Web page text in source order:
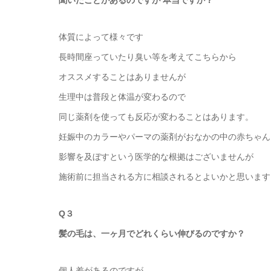
体質によって様々です
長時間座っていたり臭い等を考えてこちらから
オススメすることはありませんが
生理中は普段と体温が変わるので
同じ薬剤を使っても反応が変わることはあります。
妊娠中のカラーやパーマの薬剤がおなかの中の赤ちゃ
影響を及ぼすという医学的な根拠はございませんが
施術前に担当される方に相談されるとよいかと思います
Q３
髪の毛は、一ヶ月でどれくらい伸びるのですか？